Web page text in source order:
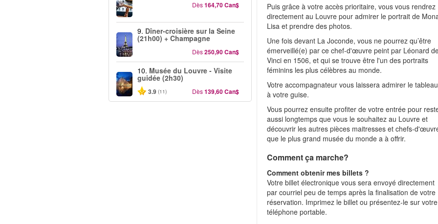
Dès164,70 Can$
9. Dîner-croisière sur la Seine
(21h00) + Champagne
Dès250,90 Can$
10. Musée du Louvre - Visite
guidée (2h30)
3.9 (11) Dès139,60 Can$
Puis grâce à votre accès prioritaire, vous vous rendrez
directement au Louvre pour admirer le portrait de
Lisa et prendre des photos.
Une fois devant La Joconde, vous ne pourrez qu’être
émerveillé(e) par ce chef-d'œuvre peint par Léonard
Vinci en 1506, et qui se trouve être l'un des portraits
féminins les plus célèbres au monde.
Votre accompagnateur vous laissera admirer le tableau
à votre guise.
Vous pourrez ensuite profiter de votre entrée pour
aussi longtemps que vous le souhaitez au Louvre et
découvrir les autres pièces maitresses et chefs-
que le plus grand musée du monde a à offrir.
Comment ça marche?
Comment obtenir mes billets ?
Votre billet électronique vous sera envoyé directement
par courriel peu de temps après la finalisation de votre
réservation. Imprimez le billet ou présentez-le sur votre
téléphone portable.